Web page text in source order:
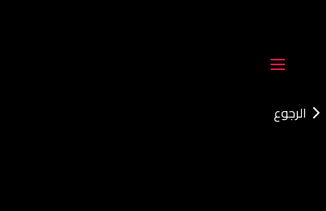
الرجوع